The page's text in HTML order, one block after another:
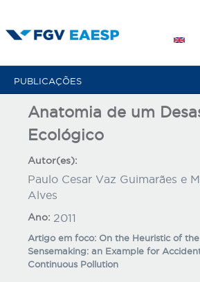
para
PUBLICAÇÕES
Anatomia de um
Ecológico
Autor(es):
Paulo Cesar Vaz Guimarães e
Alves
Ano: 2011
Artigo em foco: On the Heuristic of
Sensemaking: an Example for
Continuous Pollution